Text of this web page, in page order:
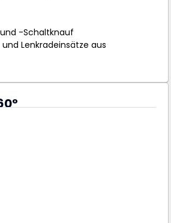
-Schaltknauf
Lenkradeinsätze aus